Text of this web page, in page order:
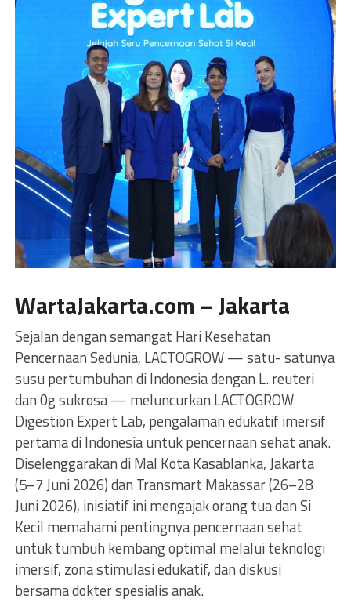
WartaJakarta.com – Jakarta
Sejalan dengan semangat Hari Kesehatan
Pencernaan Sedunia, LACTOGROW — satu- satunya
susu pertumbuhan di Indonesia dengan L. reuteri
dan 0g sukrosa — meluncurkan LACTOGROW
Digestion Expert Lab, pengalaman edukatif imersif
pertama di Indonesia untuk pencernaan sehat anak.
Diselenggarakan di Mal Kota Kasablanka, Jakarta
(5–7 Juni 2026) dan Transmart Makassar (26–28
Juni 2026), inisiatif ini mengajak orang tua dan Si
Kecil memahami pentingnya pencernaan sehat
untuk tumbuh kembang optimal melalui teknologi
imersif, zona stimulasi edukatif, dan diskusi
bersama dokter spesialis anak.